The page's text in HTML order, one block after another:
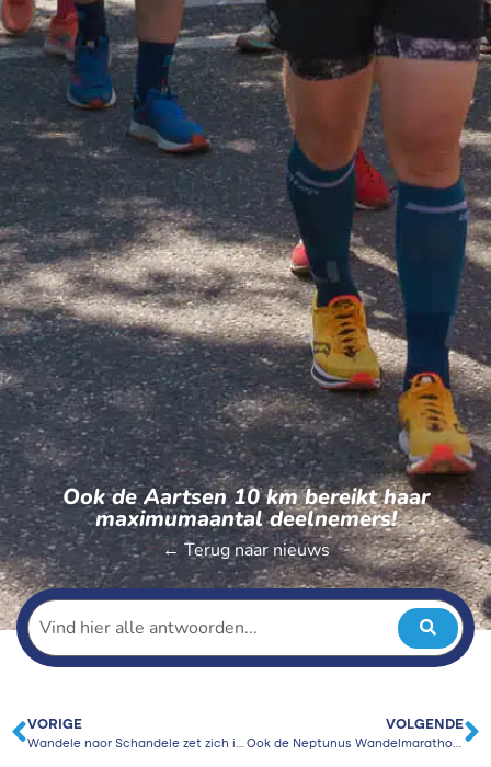
Ook de Aartsen 10 km bereikt haar
maximumaantal deelnemers!
← Terug naar nieuws
VORIGE
Wandele naor Schandele zet zich in voor het Shared Care Centrum voor kinderoncologie
VOLGENDE
Ook de Neptunus Wandelmarathon en Walk & Wheels tocht 2025 hé-le-maal uitverkocht!